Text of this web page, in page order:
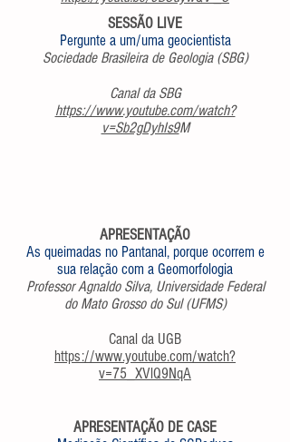
SESSÃO LIVE
Pergunte a um/uma geocientista
Sociedade Brasileira de Geologia (SBG)
Canal da SBG
https://www.youtube.com/watch?
v=Sb2gDyhIs9M
APRESENTAÇÃO
As queimadas no Pantanal, porque ocorrem e
sua relação com a Geomorfologia
Professor Agnaldo Silva, Universidade Federal
do Mato Grosso do Sul (UFMS)
Canal da UGB
https://www.youtube.com/watch?
v=75_XVlQ9NqA
APRESENTAÇÃO DE CASE